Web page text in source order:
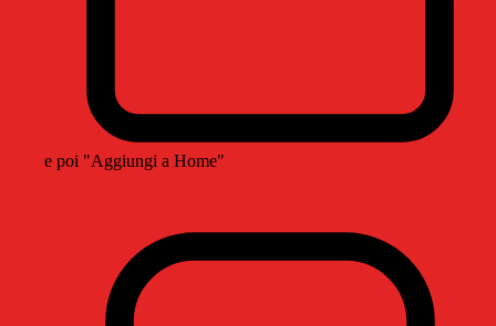
e poi "Aggiungi a Home"